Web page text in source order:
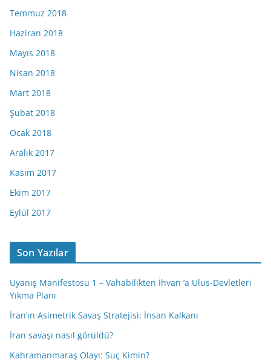
Temmuz 2018
Haziran 2018
Mayıs 2018
Nisan 2018
Mart 2018
Şubat 2018
Ocak 2018
Aralık 2017
Kasım 2017
Ekim 2017
Eylül 2017
Son Yazılar
Uyanış Manifestosu 1 – Vahabilikten İhvan ‘a Ulus-Devletleri
Yıkma Planı
İran’ın Asimetrik Savaş Stratejisi: İnsan Kalkanı
İran savaşı nasıl görüldü?
Kahramanmaraş Olayı: Suç Kimin?